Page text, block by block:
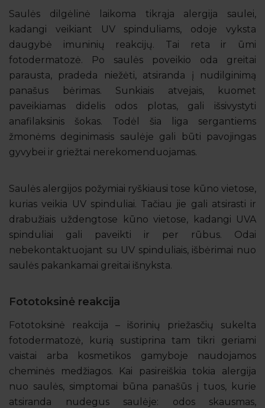
Saulės dilgėlinė laikoma tikrąja alergija saulei,
kadangi veikiant UV spinduliams, odoje vyksta
daugybė imuninių reakcijų. Tai reta ir ūmi
fotodermatozė. Po saulės poveikio oda greitai
parausta, pradeda niežėti, atsiranda į nudilginimą
panašus bėrimas. Sunkiais atvejais, kuomet
paveikiamas didelis odos plotas, gali išsivystyti
anafilaksinis šokas. Todėl šia liga sergantiems
žmonėms deginimasis saulėje gali būti pavojingas
gyvybei ir griežtai nerekomenduojamas.
Saulės alergijos požymiai ryškiausi tose kūno vietose,
kurias veikia UV spinduliai. Tačiau jie gali atsirasti ir
drabužiais uždengtose kūno vietose, kadangi UVA
spinduliai gali paveikti ir per rūbus. Odai
nebekontaktuojant su UV spinduliais, išbėrimai nuo
saulės pakankamai greitai išnyksta.
Fototoksinė reakcija
Fototoksinė reakcija – išorinių priežasčių sukelta
fotodermatozė, kurią sustiprina tam tikri geriami
vaistai arba kosmetikos gamyboje naudojamos
cheminės medžiagos. Kai pasireiškia tokia alergija
nuo saulės, simptomai būna panašūs į tuos, kurie
atsiranda nudegus saulėje: odos skausmas,